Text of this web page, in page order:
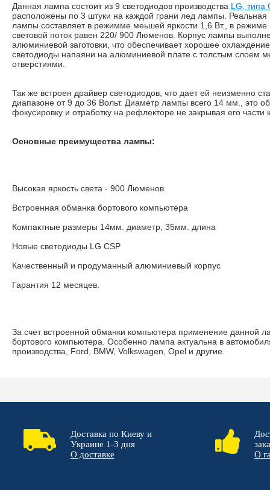
Данная лампа состоит из 9 светодиодов производства LG, типа
расположены по 3 штуки на каждой грани лед лампы.
лампы составляет в режимме меьшей яркости 1,6 Вт., в режиме
световой поток равен 220/ 900 Люменов. Корпус лампы
алюминиевой заготовки, что обеспечивает хорошее
светодиоды напаяни на алюминиевой плате с толстым слоем
отверстиями.
Так же встроен драйвер светодиодов, что дает ей неизменно
диапазоне от 9 до 36 Вольт. Диаметр лампы всего 14 мм., это
фокусировку и отработку на рефлекторе не закрывая его части
Основные преимущества лампы:
Высокая яркость света - 900 Люменов.
Встроенная обманка бортового компьютера
Компактные размеры 14мм. диаметр, 35мм. длина
Новые светодиоды LG CSP
Качественный и продуманный алюминиевый корпус
Гарантия 12 месяцев.
За счет встроенной обманки компьютера применение данной
бортового компьютера. Особенно лампа актуальна в
производства, Ford, BMW, Volkswagen, Opel и другие.
Доставка по Киеву и
Украине 1-3 дня
О доставке
О